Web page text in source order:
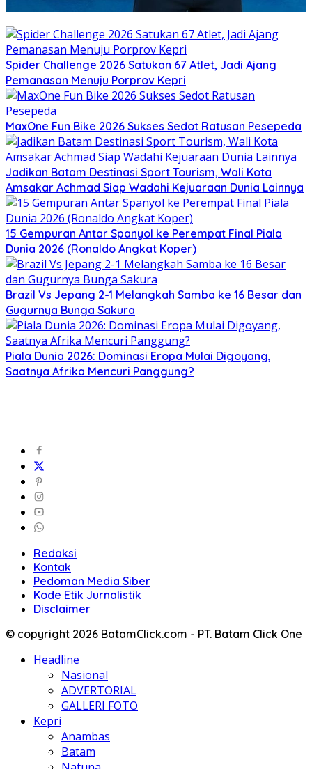
Spider Challenge 2026 Satukan 67 Atlet, Jadi Ajang
Pemanasan Menuju Porprov Kepri
MaxOne Fun Bike 2026 Sukses Sedot Ratusan Pesepeda
Jadikan Batam Destinasi Sport Tourism, Wali Kota
Amsakar Achmad Siap Wadahi Kejuaraan Dunia Lainnya
15 Gempuran Antar Spanyol ke Perempat Final Piala
Dunia 2026 (Ronaldo Angkat Koper)
Brazil Vs Jepang 2-1 Melangkah Samba ke 16 Besar dan
Gugurnya Bunga Sakura
Piala Dunia 2026: Dominasi Eropa Mulai Digoyang,
Saatnya Afrika Mencuri Panggung?
Redaksi
Kontak
Pedoman Media Siber
Kode Etik Jurnalistik
Disclaimer
© copyright 2026 BatamClick.com - PT. Batam Click One
Headline
Nasional
ADVERTORIAL
GALLERI FOTO
Kepri
Anambas
Batam